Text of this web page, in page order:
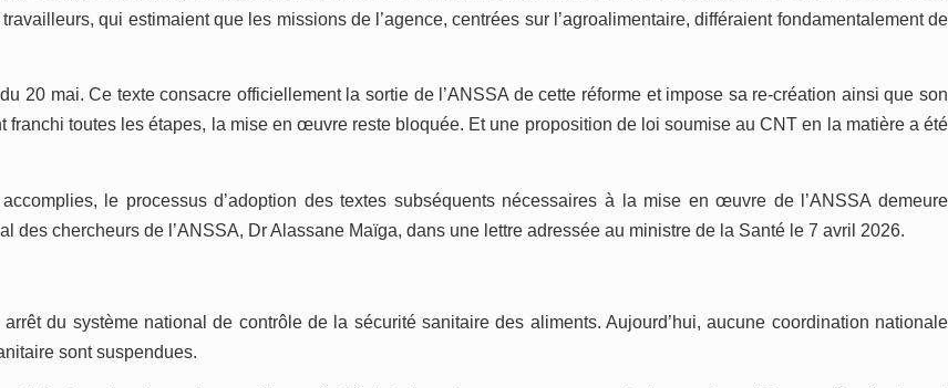
qui estimaient que les missions de l’agence, centrées sur l’agroalimentaire, différaient fondamentalement de
20 mai. Ce texte consacre officiellement la sortie de l’ANSSA de cette réforme et impose sa re-création ainsi que son
toutes les étapes, la mise en œuvre reste bloquée. Et une proposition de loi soumise au CNT en la matière a été
le processus d’adoption des textes subséquents nécessaires à la mise en œuvre de l’ANSSA demeure
chercheurs de l’ANSSA, Dr Alassane Maïga, dans une lettre adressée au ministre de la Santé le 7 avril 2026.
du système national de contrôle de la sécurité sanitaire des aliments. Aujourd’hui, aucune coordination nationale
sont suspendues.